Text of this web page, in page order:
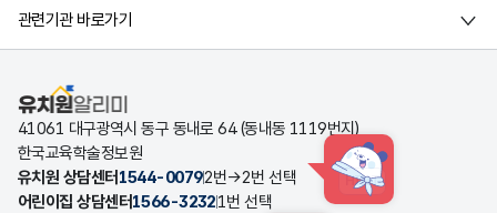
관련기관 바로가기
유치원알리미
41061 대구광역시 동구 동내로 64 (동내동 1119번지)
한국교육학술정보원
유치원 상담센터 1544-00792번→2번 선택 HINT
어린이집 상담센터1566-32321번 선택